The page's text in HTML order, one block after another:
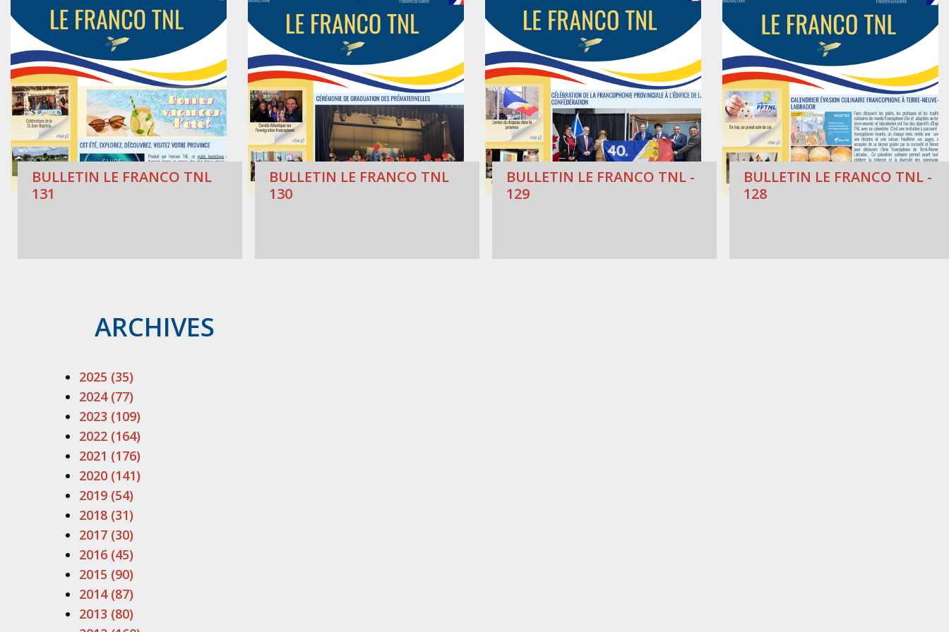
BULLETIN LE FRANCO TNL
131
BULLETIN LE FRANCO TNL
130
BULLETIN LE FRANCO TNL -
129
BULLETIN LE FRANCO TNL -
128
ARCHIVES
2025 (35)
2024 (77)
2023 (109)
2022 (164)
2021 (176)
2020 (141)
2019 (54)
2018 (31)
2017 (30)
2016 (45)
2015 (90)
2014 (87)
2013 (80)